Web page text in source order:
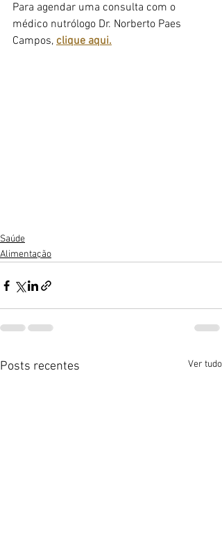
Para agendar uma consulta com o
médico nutrólogo Dr. Norberto Paes
Campos, clique aqui.
Saúde
Alimentação
Posts recentes Ver tudo